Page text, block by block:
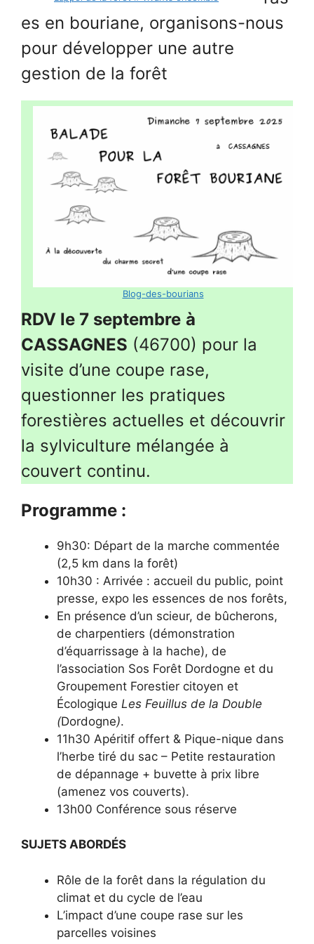
es en bouriane, organisons-nous
pour développer une autre
gestion de la forêt
Blog-des-bourians
RDV le 7 septembre à
CASSAGNES (46700) pour la
visite d’une coupe rase,
questionner les pratiques
forestières actuelles et découvrir
la sylviculture mélangée à
couvert continu.
Programme :
9h30: Départ de la marche commentée
(2,5 km dans la forêt)
10h30 : Arrivée : accueil du public, point
presse, expo les essences de nos forêts,
En présence d’un scieur, de bûcherons,
de charpentiers (démonstration
d’équarrissage à la hache), de
l’association Sos Forêt Dordogne et du
Groupement Forestier citoyen et
Écologique Les Feuillus de la Double
(Dordogne).
11h30 Apéritif offert & Pique-nique dans
l’herbe tiré du sac – Petite restauration
de dépannage + buvette à prix libre
(amenez vos couverts).
13h00 Conférence sous réserve
SUJETS ABORDÉS
Rôle de la forêt dans la régulation du
climat et du cycle de l’eau
L’impact d’une coupe rase sur les
parcelles voisines